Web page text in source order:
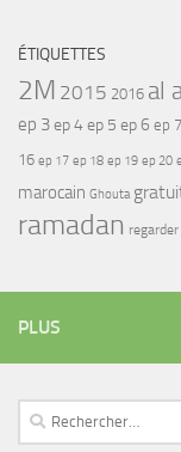
ÉTIQUETTES
2M 2015 2016 al
ep 3ep 4ep 5 ep 6 ep 7
16 ep 17 ep 18 ep 19 ep 20
marocain Ghouta
ramadan regarder
PLUS
Rechercher :